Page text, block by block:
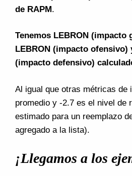
de RAPM.
Tenemos LEBRON (impacto
LEBRON (impacto ofensivo)
(impacto defensivo)
Al igual que otras métricas de
promedio y -2.7 es el nivel de
estimado para un reemplazo
agregado a la lista).
¡Llegamos a los